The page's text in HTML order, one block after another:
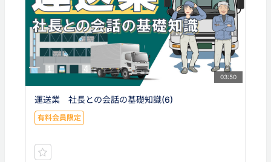
03:50
運送業 社長との会話の基礎知識(6)
有料会員限定